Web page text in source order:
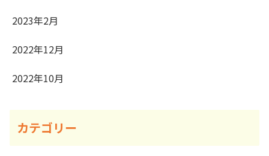
2023年2月
2022年12月
2022年10月
カテゴリー